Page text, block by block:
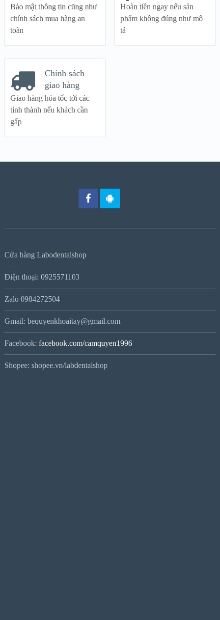
Bảo mật thông tin cũng như
chính sách mua hàng an
toàn
Hoàn tiền ngay nếu sản
phẩm không đúng như mô
tả
Chính sách
giao hàng
Giao hàng hỏa tốc tới các
tỉnh thành nếu khách cần
gấp
Cửa hàng Labodentalshop
Điện thoại: 0925571103
Zalo 0984272504
Gmail: bequyenkhoaitay@gmail.com
Facebook: facebook.com/camquyen1996
Shopee: shopee.vn/labdentalshop